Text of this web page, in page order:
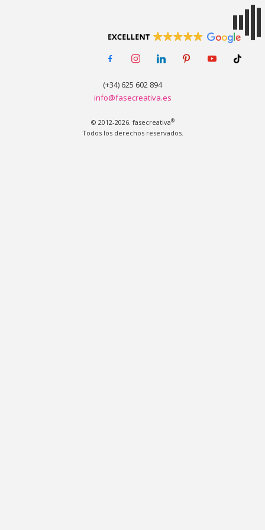
facebook-instagramlinkedin pinterestyoutube tiktok
(+34) 625 602 894
info@fasecreativa.es
© 2012-2026. fasecreativa®
Todos los derechos reservados.